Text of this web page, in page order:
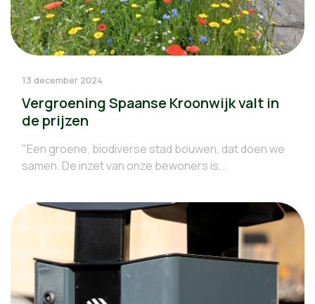
13 december 2024
Vergroening Spaanse Kroonwijk valt in
de prijzen
"Een groene, biodiverse stad bouwen, dat doen we
samen. De inzet van onze bewoners is...